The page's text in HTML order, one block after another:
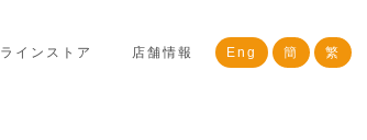
インストア 店舗情報 Eng 簡 繁